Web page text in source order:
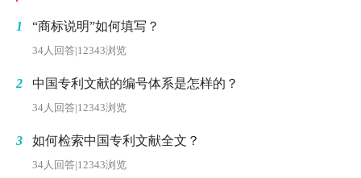
1 “商标说明”如何填写？
34人回答|12343浏览
2 中国专利文献的编号体系是怎样的？
34人回答|12343浏览
3 如何检索中国专利文献全文？
34人回答|12343浏览